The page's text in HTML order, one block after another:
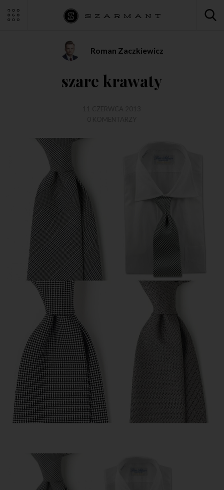
Roman Zaczkiewicz
szare krawaty